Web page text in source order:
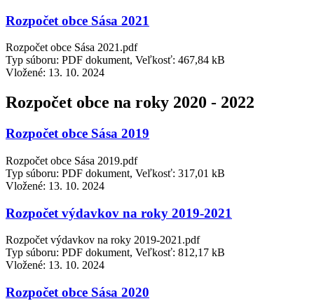
Rozpočet obce Sása 2021
Rozpočet obce Sása 2021.pdf
Typ súboru: PDF dokument, Veľkosť: 467,84 kB
Vložené: 13. 10. 2024
Rozpočet obce na roky 2020 - 2022
Rozpočet obce Sása 2019
Rozpočet obce Sása 2019.pdf
Typ súboru: PDF dokument, Veľkosť: 317,01 kB
Vložené: 13. 10. 2024
Rozpočet výdavkov na roky 2019-2021
Rozpočet výdavkov na roky 2019-2021.pdf
Typ súboru: PDF dokument, Veľkosť: 812,17 kB
Vložené: 13. 10. 2024
Rozpočet obce Sása 2020